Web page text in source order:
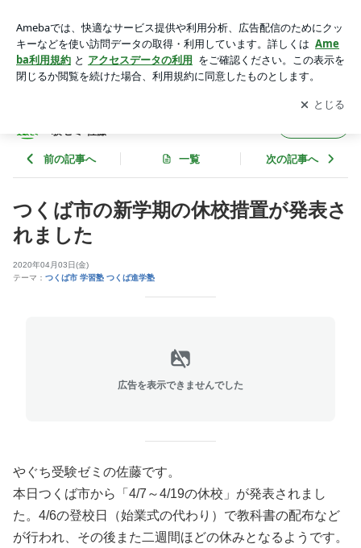
習塾 進学塾つくば並木やぐち受験ゼミ 佐藤
アプリをダウンロードして ブログの更新通知
を受け取りまし
ょう。
開く
験ゼミ 佐藤
前の記事へ 一覧 次の記事へ
つくば市の新学期の休校措置が発表さ
れました
2020年04月03日(金)
テーマ： つくば市 学習塾 つくば進学塾
広告を表示できませんでした
やぐち受験ゼミの佐藤です。
本日つくば市から「4/7～4/19の休校」が発表されまし
た。4/6の登校日（始業式の代わり）で教科書の配布など
が行われ、その後また二週間ほどの休みとなるようです。